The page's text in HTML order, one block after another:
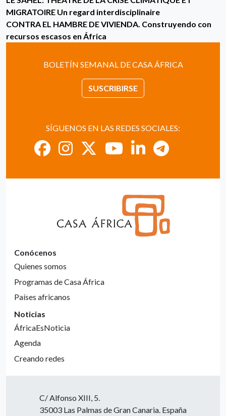
MIGRATOIRE Un regard interdisciplinaire
CONTRA EL HAMBRE DE VIVIENDA. Construyendo con
recursos escasos en África
BOLETÍN SEMANAL DE CASA ÁFRICA
SUSCRIBIRSE
SÍGUENOS EN LAS REDES SOCIALES:
Conócenos
Quienes somos
Programas de Casa África
Países africanos
Noticias
ÁfricaEsNoticia
Agenda
Creando redes
C/ Alfonso XIII, 5.
35003 Las Palmas de Gran Canaria. España